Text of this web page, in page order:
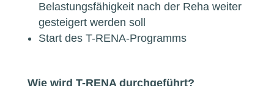
Belastungsfähigkeit nach der Reha weiter
gesteigert werden soll
Start des T-RENA-Programms
Wie wird T-RENA durchgeführt?